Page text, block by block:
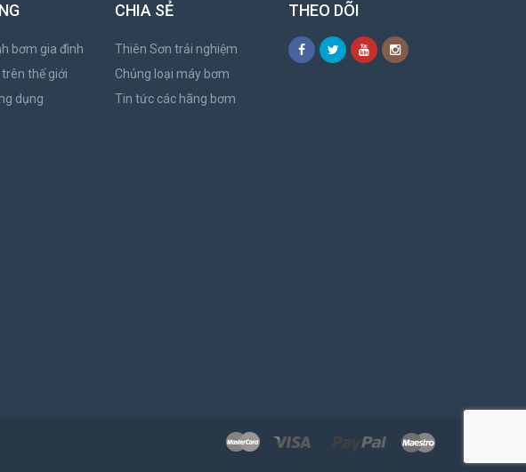
bơm gia đình
thế giới
dụng
CHIA SẺ
Thiên Sơn trải nghiệm
Chủng loại máy bơm
Tin tức các hãng bơm
THEO DÕI